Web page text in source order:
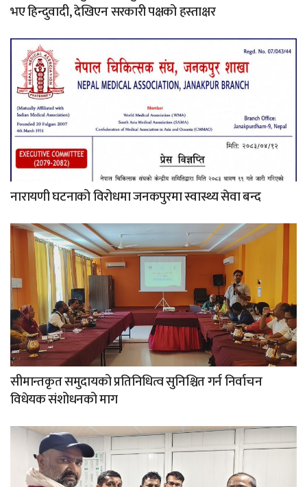
भए हिन्दुवादी, देखिएन सरकारी पक्षको हस्ताक्षर
नारायणी घटनाको विरोधमा जनकपुरमा स्वास्थ्य सेवा बन्द
सीमान्तकृत समुदायको प्रतिनिधित्व सुनिश्चित गर्न निर्वाचन
विधेयक संशोधनको माग